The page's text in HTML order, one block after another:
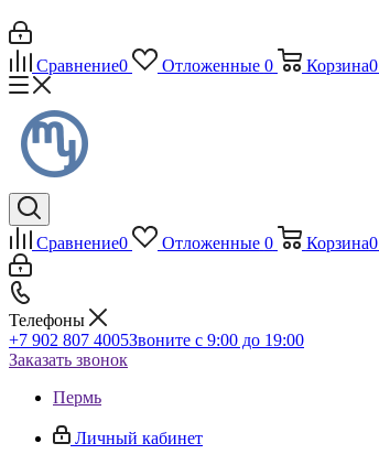
Сравнение0 Отложенные 0 Корзина0
Сравнение0 Отложенные 0 Корзина0
Телефоны
+7 902 807 4005Звоните с 9:00 до 19:00
Заказать звонок
Пермь
Личный кабинет